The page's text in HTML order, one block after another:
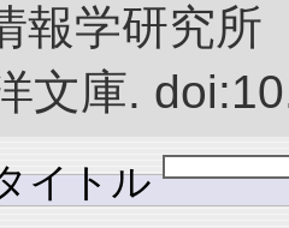
報学研究
文庫.
イトル